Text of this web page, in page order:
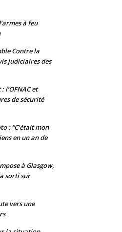
à feu
Contre la
judiciaires des
l’OFNAC et
de sécurité
: “C’était mon
en un an de
à Glasgow,
sorti sur
vers une